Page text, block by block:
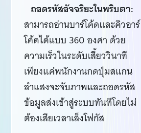
ถอดรหัสอัจฉริยะในพริบตา:
สามารถอ่านบาร์โค้ดและคิวอาร์
โค้ดได้แบบ 360 องศา ด้วย
ความเร็วในระดับเสี้ยววินาที
เพียงแค่พนักงานกดปุ่มสแกน
ลำแสงจะจับภาพและถอดรหัส
ข้อมูลส่งเข้าสู่ระบบทันทีโดยไม่
ต้องเสียเวลาเล็งโฟกัส